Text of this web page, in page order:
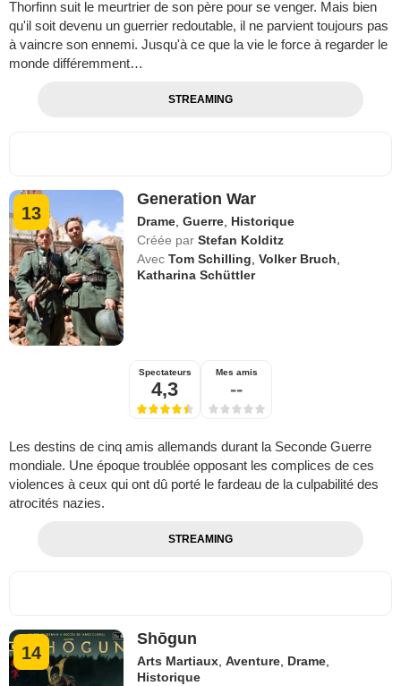
Thorfinn suit le meurtrier de son père pour se venger. Mais bien
qu'il soit devenu un guerrier redoutable, il ne parvient toujours pas
à vaincre son ennemi. Jusqu'à ce que la vie le force à regarder le
monde différemment…
STREAMING
13
Generation War
Drame,Guerre, Historique
Créée par Stefan Kolditz
Avec Tom Schilling,Volker Bruch,
Katharina Schüttler
Spectateurs
4,3
Mes amis
--
Les destins de cinq amis allemands durant la Seconde Guerre
mondiale. Une époque troublée opposant les complices de ces
violences à ceux qui ont dû porté le fardeau de la culpabilité des
atrocités nazies.
STREAMING
14
Shōgun
Arts Martiaux,Aventure, Drame,
Historique